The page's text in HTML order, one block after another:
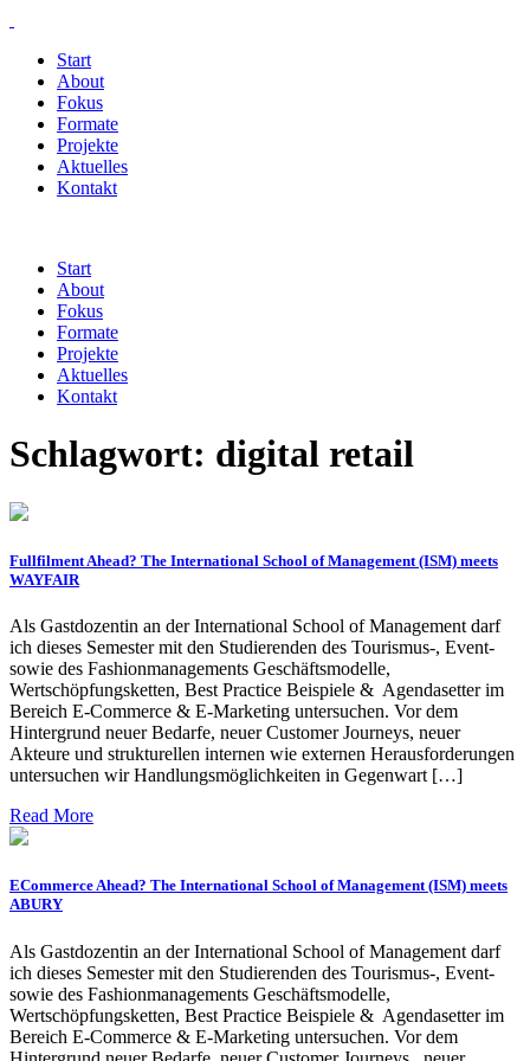
Start
About
Fokus
Formate
Projekte
Aktuelles
Kontakt
Start
About
Fokus
Formate
Projekte
Aktuelles
Kontakt
Schlagwort: digital retail
Fullfilment Ahead? The International School of Management (ISM) meets
WAYFAIR
Als Gastdozentin an der International School of Management darf
ich dieses Semester mit den Studierenden des Tourismus-, Event-
sowie des Fashionmanagements Geschäftsmodelle,
Wertschöpfungsketten, Best Practice Beispiele & Agendasetter im
Bereich E-Commerce & E-Marketing untersuchen. Vor dem
Hintergrund neuer Bedarfe, neuer Customer Journeys, neuer
Akteure und strukturellen internen wie externen Herausforderungen
untersuchen wir Handlungsmöglichkeiten in Gegenwart […]
Read More
ECommerce Ahead? The International School of Management (ISM) meets
ABURY
Als Gastdozentin an der International School of Management darf
ich dieses Semester mit den Studierenden des Tourismus-, Event-
sowie des Fashionmanagements Geschäftsmodelle,
Wertschöpfungsketten, Best Practice Beispiele & Agendasetter im
Bereich E-Commerce & E-Marketing untersuchen. Vor dem